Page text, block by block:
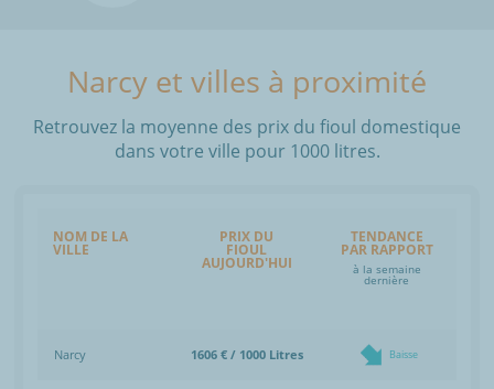
Narcy et villes à proximité
Retrouvez la moyenne des prix du fioul domestique
dans votre ville pour 1000 litres.
NOM DE LA
VILLE
PRIX DU
FIOUL
AUJOURD'HUI
TENDANCE
PAR RAPPORT
à la semaine
dernière
Narcy 1606 € / 1000 Litres Baisse